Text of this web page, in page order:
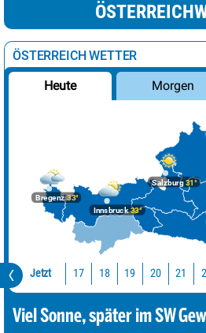
ÖSTERREICH WETTER
Heute Morgen
Bregenz33°
Innsbruck33°
Salzburg31°
Jetzt 17 18 19 20 21
Viel Sonne, später im SW